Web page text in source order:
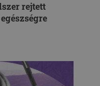
rejtett